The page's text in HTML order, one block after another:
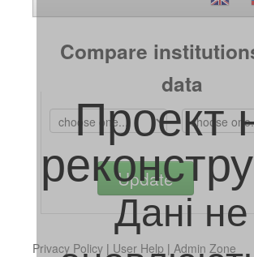
Compare
data
Проект
Дані не
Privacy Policy | User Help |Admin Zone